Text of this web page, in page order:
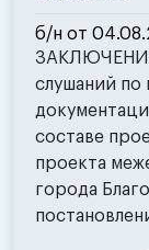
б/н от
ЗАКЛЮЧЕНИЕ
слушаний по
составе
проекта
города